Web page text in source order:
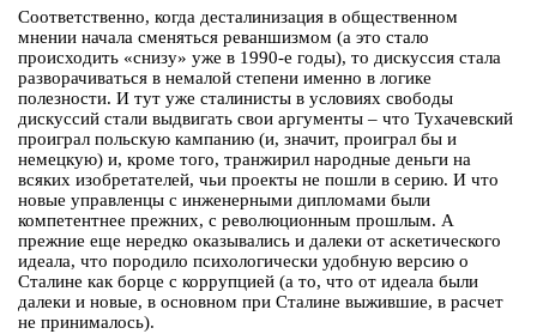
Соответственно, когда десталинизация в общественном
мнении начала сменяться реваншизмом (а это стало
происходить «снизу» уже в 1990-е годы), то дискуссия стала
разворачиваться в немалой степени именно в логике
полезности. И тут уже сталинисты в условиях свободы
дискуссий стали выдвигать свои аргументы – что Тухачевский
проиграл польскую кампанию (и, значит, проиграл бы и
немецкую) и, кроме того, транжирил народные деньги на
всяких изобретателей, чьи проекты не пошли в серию. И что
новые управленцы с инженерными дипломами были
компетентнее прежних, с революционным прошлым. А
прежние еще нередко оказывались и далеки от аскетического
идеала, что породило психологически удобную версию о
Сталине как борце с коррупцией (а то, что от идеала были
далеки и новые, в основном при Сталине выжившие, в расчет
не принималось).